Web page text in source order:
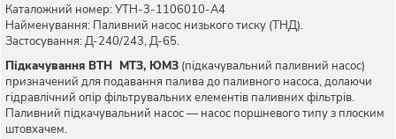
Каталожний номер: УТН-3-1106010-А4
Найменування: Паливний насос низького тиску (ТНД).
Застосування: Д-240/243, Д-65.
Підкачування ВТН МТЗ, ЮМЗ (підкачувальний паливний насос)
призначений для подавання палива до паливного насоса, долаючи
гідравлічний опір фільтрувальних елементів паливних фільтрів.
Паливний підкачувальний насос — насос поршневого типу з плоским
штовхачем.